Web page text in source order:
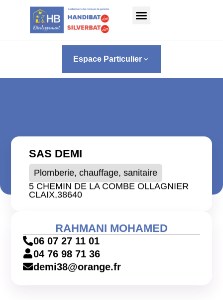
Panneau de gestion des cookies
Espace Particulier keyboard_arrow_down
SAS DEMI
Plomberie, chauffage, sanitaire
5 CHEMIN DE LA COMBE OLLAGNIER
CLAIX,38640
RAHMANI MOHAMED
06 07 27 11 01
04 76 98 71 36
demi38@orange.fr